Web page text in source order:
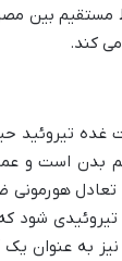
مستقیم بین
غده تیروئید
بدن است و
تعادل
شود
به عنوان یک